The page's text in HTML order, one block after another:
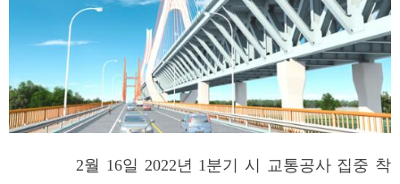
2월 16일 2022년 1분기 시 교통공사 집중 착